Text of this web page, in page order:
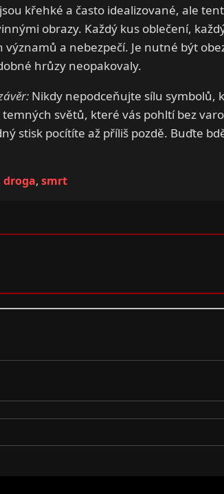
křehké a často idealizované, ale
obrazy. Každý kus oblečení,
a nebezpečí. Je nutné být
hrůzy neopakovaly.
Nikdy nepodceňujte sílu symbolů,
světů, které vás pohltí bez
stisk pocítíte až příliš pozdě. Buďte
droga, smrt